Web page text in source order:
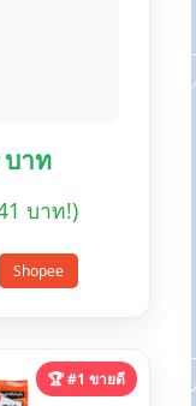
บาท
บาท!)
Shopee
🏆 #1 ขายดี